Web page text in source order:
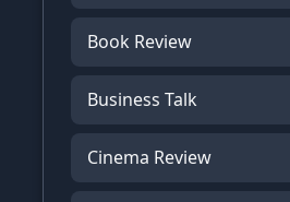
Book Review
Business Talk
Cinema Review